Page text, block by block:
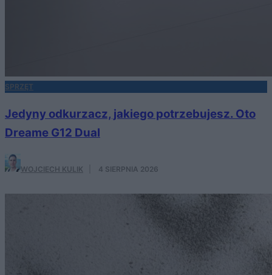
SPRZĘT
Jedyny odkurzacz, jakiego potrzebujesz. Oto
Dreame G12 Dual
WOJCIECH KULIK 4 SIERPNIA 2026